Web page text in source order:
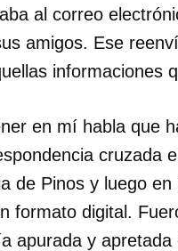
al correo
amigos. Ese
informaciones
en mí habla que
cruzada
de Pinos y luego
formato digital.
apurada y